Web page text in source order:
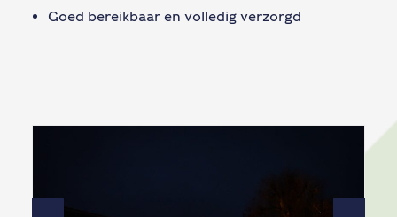
Goed bereikbaar en volledig verzorgd